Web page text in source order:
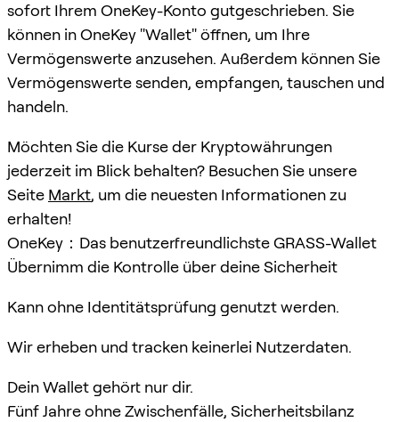
sofort Ihrem OneKey-Konto gutgeschrieben. Sie
können in OneKey "Wallet" öffnen, um Ihre
Vermögenswerte anzusehen. Außerdem können Sie
Vermögenswerte senden, empfangen, tauschen und
handeln.
Möchten Sie die Kurse der Kryptowährungen
jederzeit im Blick behalten? Besuchen Sie unsere
Seite Markt, um die neuesten Informationen zu
erhalten!
OneKey：Das benutzerfreundlichste GRASS-Wallet
Übernimm die Kontrolle über deine Sicherheit
Kann ohne Identitätsprüfung genutzt werden.
Wir erheben und tracken keinerlei Nutzerdaten.
Dein Wallet gehört nur dir.
Fünf Jahre ohne Zwischenfälle, Sicherheitsbilanz